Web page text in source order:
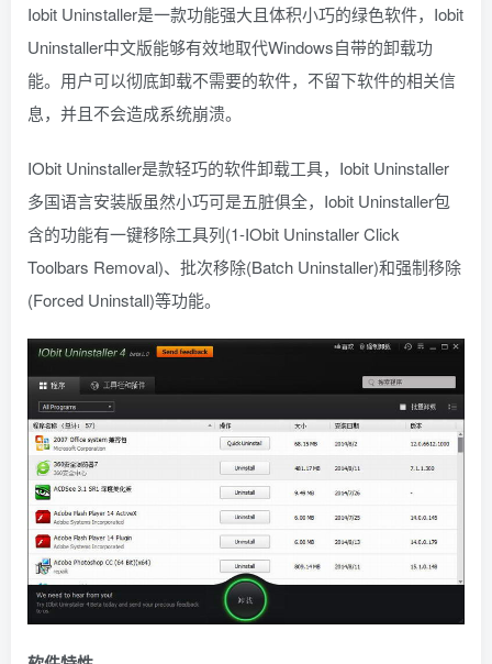
Iobit Uninstaller是一款功能强大且体积小巧的绿色软件，Iobit
Uninstaller中文版能够有效地取代Windows自带的卸载功
能。用户可以彻底卸载不需要的软件，不留下软件的相关信
息，并且不会造成系统崩溃。
IObit Uninstaller是款轻巧的软件卸载工具，Iobit Uninstaller
多国语言安装版虽然小巧可是五脏俱全，Iobit Uninstaller包
含的功能有一键移除工具列(1-IObit Uninstaller Click
Toolbars Removal)、批次移除(Batch Uninstaller)和强制移除
(Forced Uninstall)等功能。